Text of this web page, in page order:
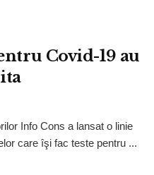
Covid-19 au
Info Cons a lansat o linie
care îşi fac teste pentru ...